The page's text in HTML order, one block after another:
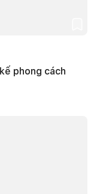
phong cách